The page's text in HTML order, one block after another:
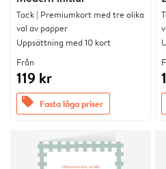
Tack | Premiumkort med tre olika
val av papper
Uppsättning med 10 kort
Från
119 kr
offers Fasta låga priser